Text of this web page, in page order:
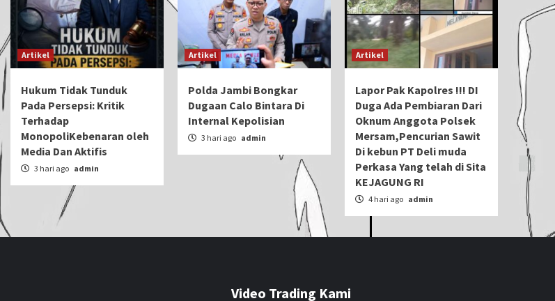
Artikel
Hukum Tidak Tunduk
Pada Persepsi: Kritik
Terhadap
MonopoliKebenaran oleh
Media Dan Aktifis
3 hari ago admin
Artikel
Polda Jambi Bongkar
Dugaan Calo Bintara Di
Internal Kepolisian
3 hari ago admin
Artikel
Lapor Pak Kapolres !!! DI
Duga Ada Pembiaran Dari
Oknum Anggota Polsek
Mersam,Pencurian Sawit
Di kebun PT Deli muda
Perkasa Yang telah di Sita
KEJAGUNG RI
4 hari ago admin
Video Trading Kami